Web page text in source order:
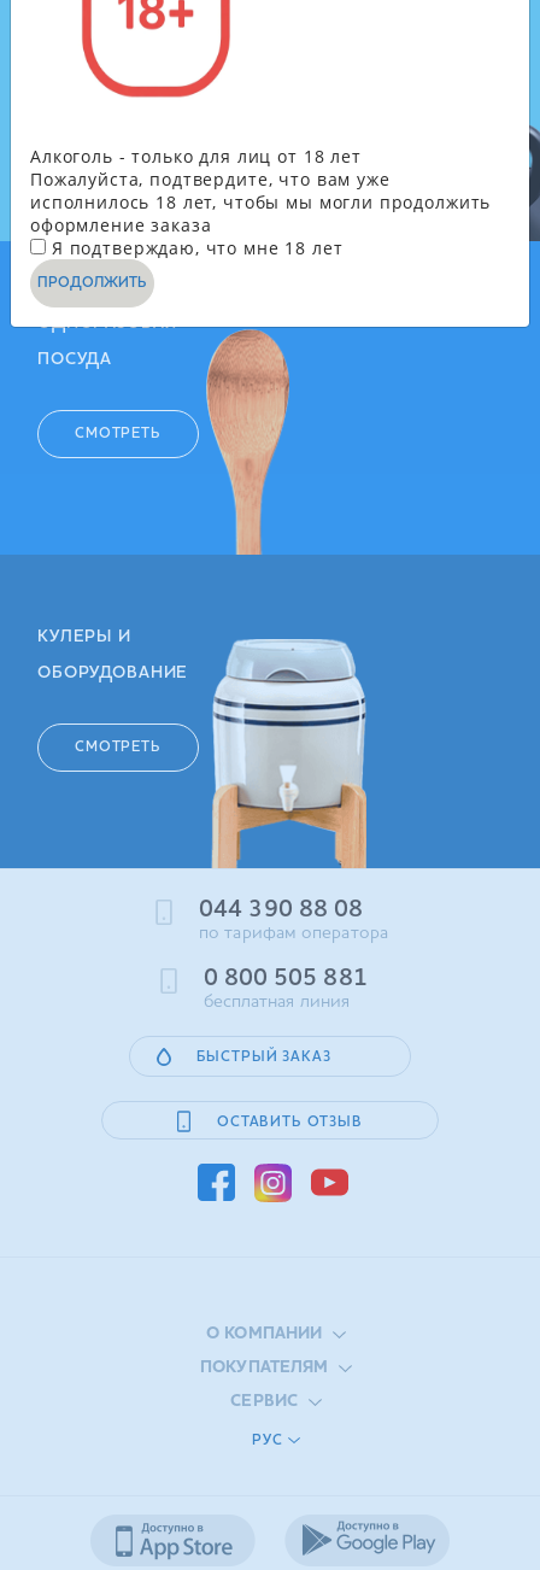
ЧАЙ, КОФЕ, МОЛОЧНЫЕ
ПРОДУКТЫ
ОДНОРАЗОВАЯ
ПОСУДА
СМОТРЕТЬ
КУЛЕРЫ И
ОБОРУДОВАНИЕ
СМОТРЕТЬ
044 390 88 08
по тарифам оператора
0 800 505 881
бесплатная линия
БЫСТРЫЙ ЗАКАЗ
ОСТАВИТЬ ОТЗЫВ
О КОМПАНИИ
ПОКУПАТЕЛЯМ
СЕРВИС
РУС
Алкоголь - только для лиц от 18 лет
Пожалуйста, подтвердите, что вам уже
исполнилось 18 лет, чтобы мы могли продолжить
оформление заказа
Я подтверждаю, что мне 18 лет
ПРОДОЛЖИТЬ